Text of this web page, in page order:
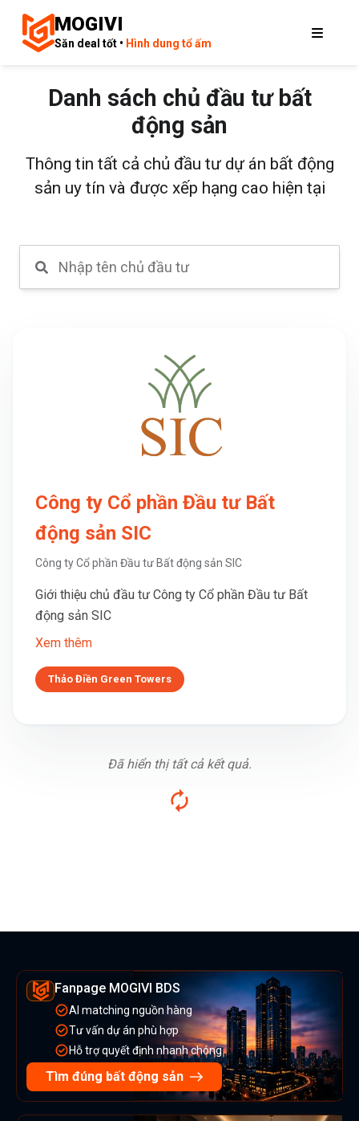
MOGIVI
Săn deal tốt • Hình dung tổ ấm
Danh sách chủ đầu tư bất
động sản
Thông tin tất cả chủ đầu tư dự án bất động
sản uy tín và được xếp hạng cao hiện tại
Công ty Cổ phần Đầu tư Bất
động sản SIC
Công ty Cổ phần Đầu tư Bất động sản SIC
Giới thiệu chủ đầu tư Công ty Cổ phần Đầu tư Bất
động sản SIC
Xem thêm
Thảo Điền Green Towers
Đã hiển thị tất cả kết quả.
Fanpage MOGIVI BDS
AI matching nguồn hàng
Tư vấn dự án phù hợp
Hỗ trợ quyết định nhanh chóng
Tìm đúng bất động sản